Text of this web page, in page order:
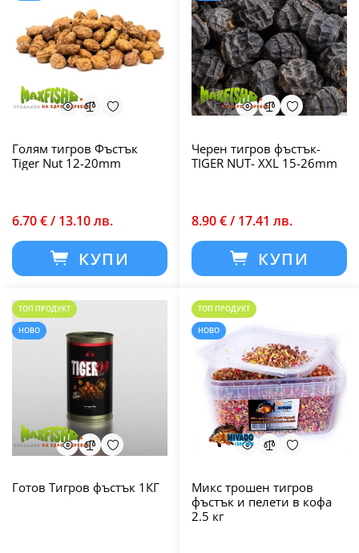
Голям тигров Фъстък
Tiger Nut 12-20mm
6.70 € / 13.10 лв.
КУПИ
Черен тигров фъстък-
TIGER NUT- XXL 15-26mm
8.90 € / 17.41 лв.
КУПИ
ТОП ПРОДУКТ
НОВО
Готов Тигров фъстък 1КГ
ТОП ПРОДУКТ
НОВО
Микс трошен тигров
фъстък и пелети в кофа
2.5 кг